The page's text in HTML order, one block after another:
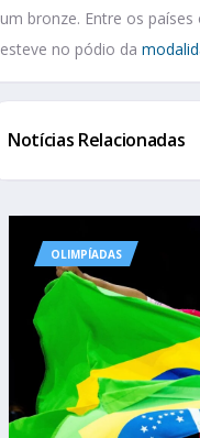
um bronze. Entre os
esteve no pódio da
Notícias Relacionadas
OLIMPÍADAS